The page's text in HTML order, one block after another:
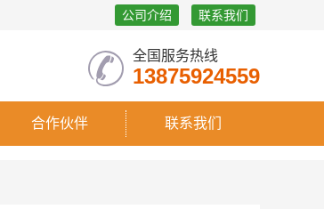
公司介绍 联系我们
全国服务热线
13875924559
合作伙伴 联系我们